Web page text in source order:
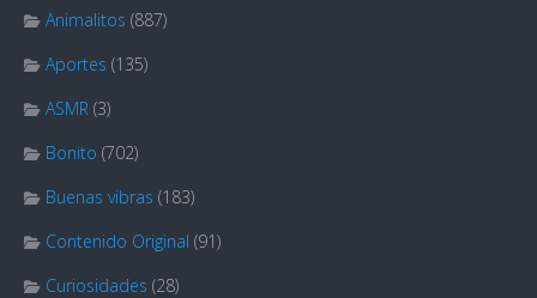
Animalitos (887)
Aportes (135)
ASMR (3)
Bonito (702)
Buenas vibras (183)
Contenido Original (91)
Curiosidades (28)